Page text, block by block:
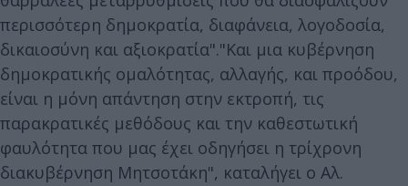
περισσότερη δημοκρατία, διαφάνεια, λογοδοσία,
δικαιοσύνη και αξιοκρατία"."Και μια κυβέρνηση
δημοκρατικής ομαλότητας, αλλαγής, και προόδου,
είναι η μόνη απάντηση στην εκτροπή, τις
παρακρατικές μεθόδους και την καθεστωτική
φαυλότητα που μας έχει οδηγήσει η τρίχρονη
διακυβέρνηση Μητσοτάκη", καταλήγει ο Αλ.